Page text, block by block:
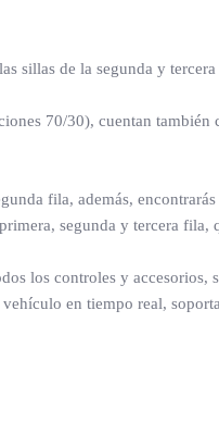
sillas de la segunda y
70/30), cuentan
fila, además,
segunda y tercera
los controles y
en tiempo real,